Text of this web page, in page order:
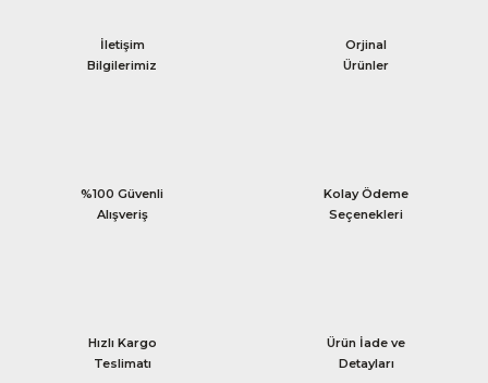
İletişim
Bilgilerimiz
Orjinal
Ürünler
%100 Güvenli
Alışveriş
Kolay Ödeme
Seçenekleri
Hızlı Kargo
Teslimatı
Ürün İade ve
Detayları